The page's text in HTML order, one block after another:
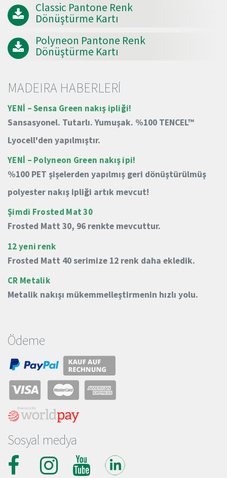
Ödeme
Sosyal medya
Classic Pantone Renk
Dönüştürme Kartı
Polyneon Pantone Renk
Dönüştürme Kartı
MADEIRA HABERLERİ
YENİ – Sensa Green nakış ipliği!
Sansasyonel. Tutarlı. Yumuşak. %100 TENCEL™
Lyocell'den yapılmıştır.
YENİ – Polyneon Green nakış ipi!
%100 PET şişelerden yapılmış geri dönüştürülmüş
polyester nakış ipliği artık mevcut!
Şimdi Frosted Mat 30
Frosted Matt 30, 96 renkte mevcuttur.
12 yeni renk
Frosted Matt 40 serimize 12 renk daha ekledik.
CR Metalik
Metalik nakışı mükemmelleştirmenin hızlı yolu.